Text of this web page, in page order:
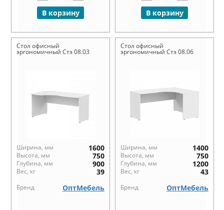
В корзину В корзину
Стол офисный
эргономичный Стэ 08.03
Ширина, мм 1600
Высота, мм 750
Глубина, мм 900
Вес, кг 39
Бренд ОптМебель
Стол офисный
эргономичный Стэ 08.06
Ширина, мм 1400
Высота, мм 750
Глубина, мм 1200
Вес, кг 43
Бренд ОптМебель